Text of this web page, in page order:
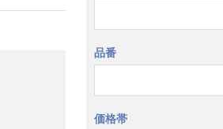
品番
価格帯